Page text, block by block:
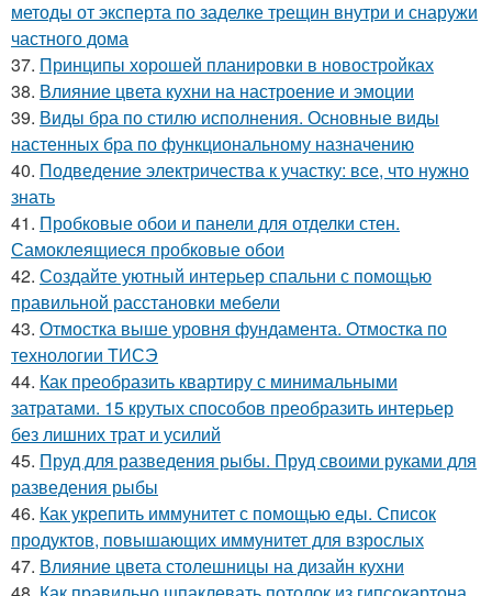
методы от эксперта по заделке трещин внутри и снаружи
частного дома
37. Принципы хорошей планировки в новостройках
38. Влияние цвета кухни на настроение и эмоции
39. Виды бра по стилю исполнения. Основные виды
настенных бра по функциональному назначению
40. Подведение электричества к участку: все, что нужно
знать
41. Пробковые обои и панели для отделки стен.
Самоклеящиеся пробковые обои
42. Создайте уютный интерьер спальни с помощью
правильной расстановки мебели
43. Отмостка выше уровня фундамента. Отмостка по
технологии ТИСЭ
44. Как преобразить квартиру с минимальными
затратами. 15 крутых способов преобразить интерьер
без лишних трат и усилий
45. Пруд для разведения рыбы. Пруд своими руками для
разведения рыбы
46. Как укрепить иммунитет с помощью еды. Список
продуктов, повышающих иммунитет для взрослых
47. Влияние цвета столешницы на дизайн кухни